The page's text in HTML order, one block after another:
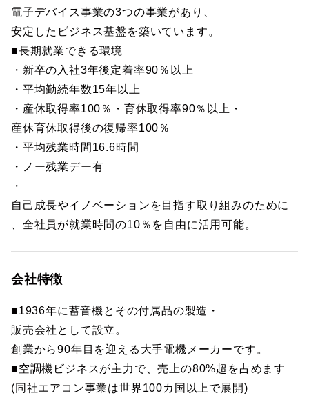
電子デバイス事業の3つの事業があり、
安定したビジネス基盤を築いています。
■長期就業できる環境
・新卒の入社3年後定着率90％以上
・平均勤続年数15年以上
・産休取得率100％・育休取得率90％以上・
産休育休取得後の復帰率100％
・平均残業時間16.6時間
・ノー残業デー有
・
自己成長やイノベーションを目指す取り組みのために
、全社員が就業時間の10％を自由に活用可能。
会社特徴
■1936年に蓄音機とその付属品の製造・
販売会社として設立。
創業から90年目を迎える大手電機メーカーです。
■空調機ビジネスが主力で、売上の80%超を占めます
(同社エアコン事業は世界100カ国以上で展開)